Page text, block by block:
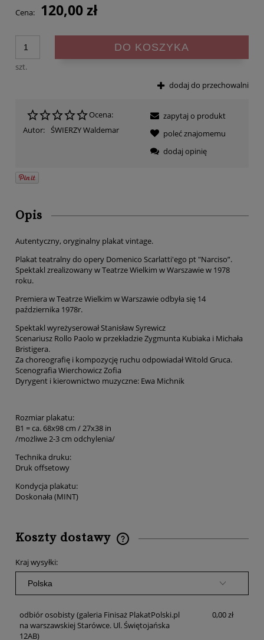
Cena: 120,00 zł
szt.
DO KOSZYKA
dodaj do przechowalni
Ocena:
Autor: ŚWIERZY Waldemar
zapytaj o produkt
poleć znajomemu
dodaj opinię
Opis
Autentyczny, oryginalny plakat vintage.
Plakat teatralny do opery Domenico Scarlatti'ego pt "Narciso”.
Spektakl zrealizowany w Teatrze Wielkim w Warszawie w 1978
roku.
Premiera w Teatrze Wielkim w Warszawie odbyła się 14
października 1978r.
Spektakl wyreżyserował Stanisław Syrewicz
Scenariusz Rollo Paolo w przekładzie Zygmunta Kubiaka i Michała
Bristigera.
Za choreografię i kompozycję ruchu odpowiadał Witold Gruca.
Scenografia Wierchowicz Zofia
Dyrygent i kierownictwo muzyczne: Ewa Michnik
Rozmiar plakatu:
B1 = ca. 68x98 cm / 27x38 in
/możliwe 2-3 cm odchylenia/
Technika druku:
Druk offsetowy
Kondycja plakatu:
Doskonała (MINT)
Koszty dostawy
Kraj wysyłki:
odbiór osobisty(galeria Finisaż PlakatPolski.pl
na warszawskiej Starówce. Ul. Świętojańska
12AB)
0,00 zł